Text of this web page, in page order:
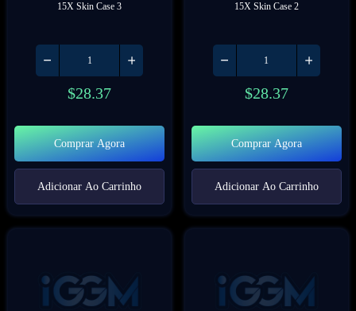
15X Skin Case 3
$28.37
Comprar Agora
Adicionar Ao Carrinho
15X Skin Case 2
$28.37
Comprar Agora
Adicionar Ao Carrinho